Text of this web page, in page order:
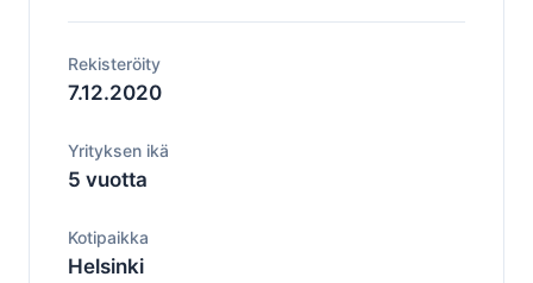
Rekisteröity
7.12.2020
Yrityksen ikä
5 vuotta
Kotipaikka
Helsinki